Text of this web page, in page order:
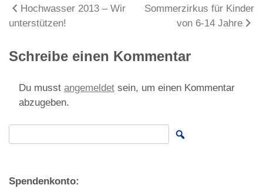
Beitragsnavigation
Hochwasser 2013 – Wir
unterstützen!
Sommerzirkus für Kinder
von 6-14 Jahre
Schreibe einen Kommentar
Du musst angemeldet sein, um einen Kommentar
abzugeben.
Search for:
Spendenkonto: